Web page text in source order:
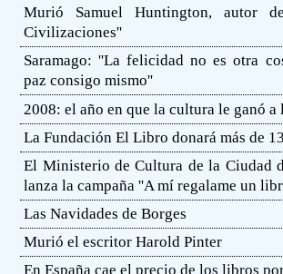
Murió Samuel Huntington, autor
Civilizaciones''
Saramago: ''La felicidad no es otra
paz consigo mismo''
2008: el año en que la cultura le ganó a
La Fundación El Libro donará más de
El Ministerio de Cultura de la Ciudad
lanza la campaña ''A mí regalame un
Las Navidades de Borges
Murió el escritor Harold Pinter
En España cae el precio de los libros